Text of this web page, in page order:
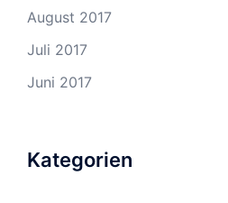
August 2017
Juli 2017
Juni 2017
Kategorien